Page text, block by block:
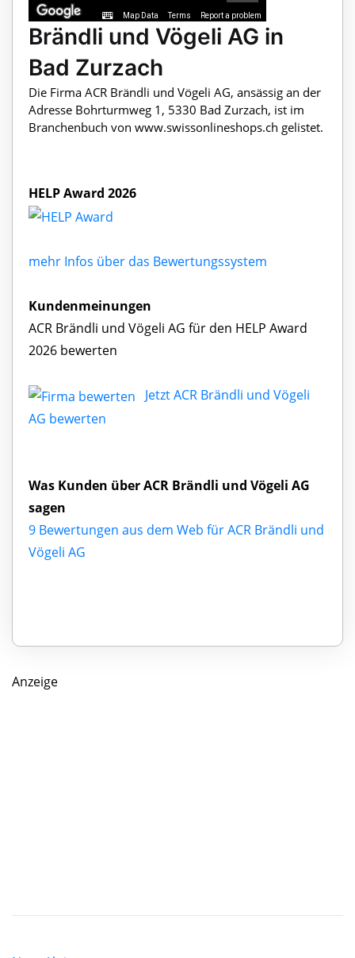
Map Data Terms Report a problem
Brändli und Vögeli AG in
Bad Zurzach
Die Firma ACR Brändli und Vögeli AG, ansässig an der
Adresse Bohrturmweg 1, 5330 Bad Zurzach, ist im
Branchenbuch von www.swissonlineshops.ch gelistet.
HELP Award 2026
mehr Infos über das Bewertungssystem
Kundenmeinungen
ACR Brändli und Vögeli AG für den HELP Award
2026 bewerten
Jetzt ACR Brändli und Vögeli
AG bewerten
Was Kunden über ACR Brändli und Vögeli AG
sagen
9 Bewertungen aus dem Web für ACR Brändli und
Vögeli AG
Anzeige